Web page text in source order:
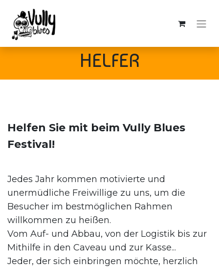
HELFER
Helfen Sie mit beim Vully Blues
Festival!
Jedes Jahr kommen motivierte und
unermüdliche Freiwillige zu uns, um die
Besucher im bestmöglichen Rahmen
willkommen zu heißen.
Vom Auf- und Abbau, von der Logistik bis zur
Mithilfe in den Caveau und zur Kasse...
Jeder, der sich einbringen möchte, herzlich